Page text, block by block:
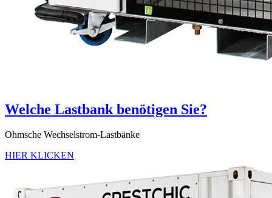
Welche Lastbank benötigen Sie?
Ohmsche Wechselstrom-Lastbänke
HIER KLICKEN